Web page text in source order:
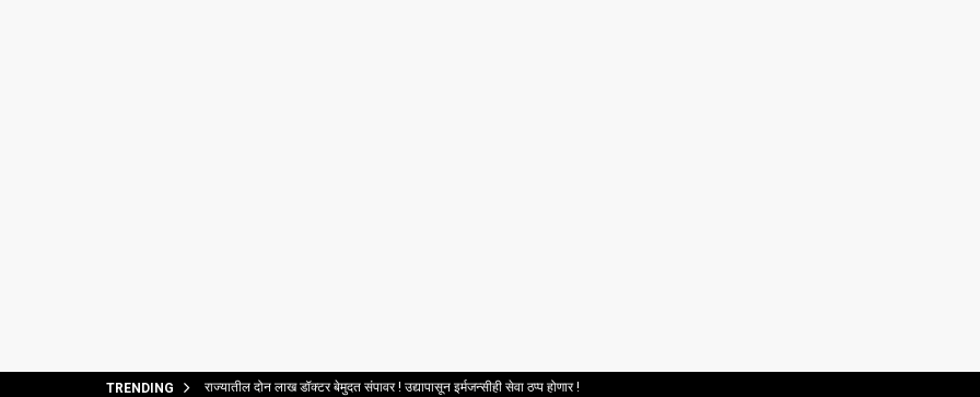
TRENDING राज्यातील दोन लाख डॉक्टर बेमुदत संपावर ! उद्यापासून इर्मजन्सीही सेवा ठप्प होणार !